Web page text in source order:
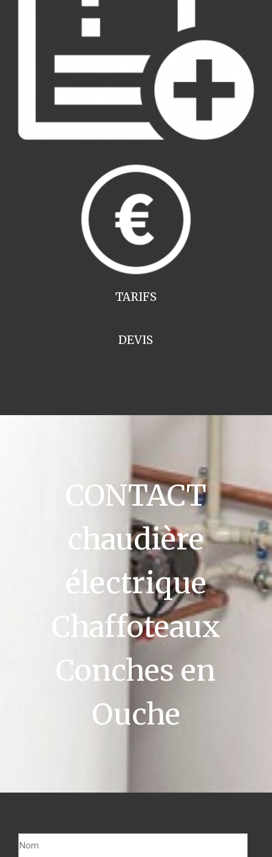
TARIFS
DEVIS
CONTACT
chaudière
électrique
Chaffoteaux
Conches en
Ouche